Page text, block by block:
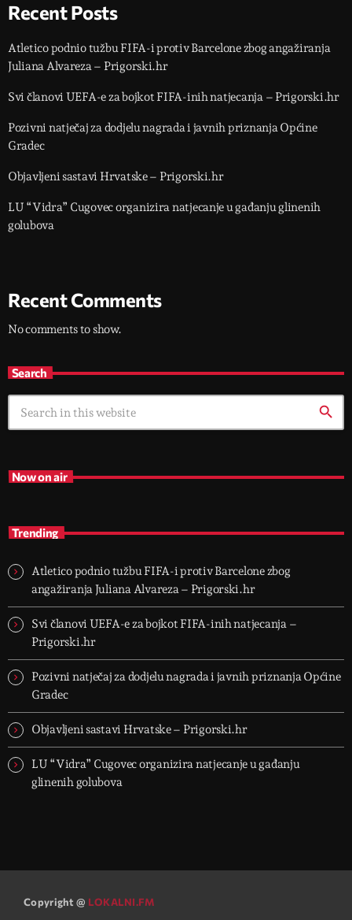
Recent Posts
Atletico podnio tužbu FIFA-i protiv Barcelone zbog angažiranja
Juliana Alvareza – Prigorski.hr
Svi članovi UEFA-e za bojkot FIFA-inih natjecanja – Prigorski.hr
Pozivni natječaj za dodjelu nagrada i javnih priznanja Općine
Gradec
Objavljeni sastavi Hrvatske – Prigorski.hr
LU “Vidra” Cugovec organizira natjecanje u gađanju glinenih
golubova
Recent Comments
No comments to show.
Search
search
Now on air
Trending
Atletico podnio tužbu FIFA-i protiv Barcelone zbog
angažiranja Juliana Alvareza – Prigorski.hr
Svi članovi UEFA-e za bojkot FIFA-inih natjecanja –
Prigorski.hr
Pozivni natječaj za dodjelu nagrada i javnih priznanja Općine
Gradec
Objavljeni sastavi Hrvatske – Prigorski.hr
LU “Vidra” Cugovec organizira natjecanje u gađanju
glinenih golubova
Copyright @ LOKALNI.FM